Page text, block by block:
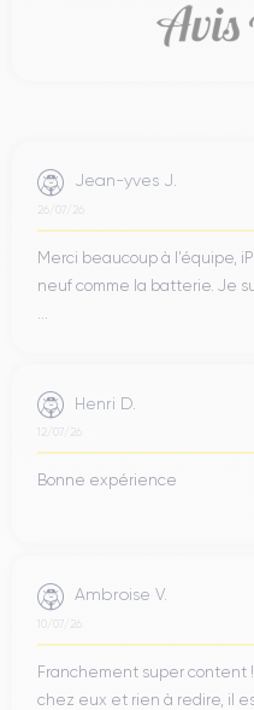
Jean-yves J.
26/07/26
Merci beaucoup à l’équipe,
neuf comme la batterie. Je
Henri D.
12/07/26
Bonne expérience
Ambroise V.
10/07/26
Franchement super content
chez eux et rien à redire, il